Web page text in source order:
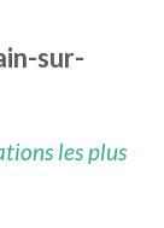
sur-
les plus